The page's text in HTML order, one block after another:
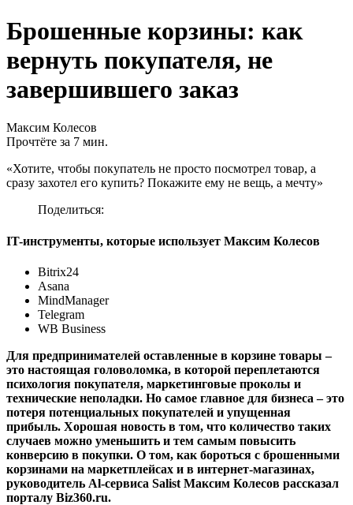
Брошенные корзины: как
вернуть покупателя, не
завершившего заказ
Максим Колесов
Прочтёте за 7 мин.
«Хотите, чтобы покупатель не просто посмотрел товар, а
сразу захотел его купить? Покажите ему не вещь, а мечту»
Поделиться:
IT-инструменты, которые использует Максим Колесов
Bitrix24
Asana
MindManager
Telegram
WB Business
Для предпринимателей оставленные в корзине товары–
это настоящая головоломка, в которой переплетаются
психология покупателя, маркетинговые проколы и
технические неполадки. Но самое главное для бизнеса – это
потеря потенциальных покупателей и упущенная
прибыль. Хорошая новость в том, что количество таких
случаев можно уменьшить и тем самым повысить
конверсию в покупки. О том, как бороться с брошенными
корзинами на маркетплейсах и в интернет-магазинах,
руководитель Al-сервиса Salist Максим Колесов рассказал
порталу Biz360.ru.